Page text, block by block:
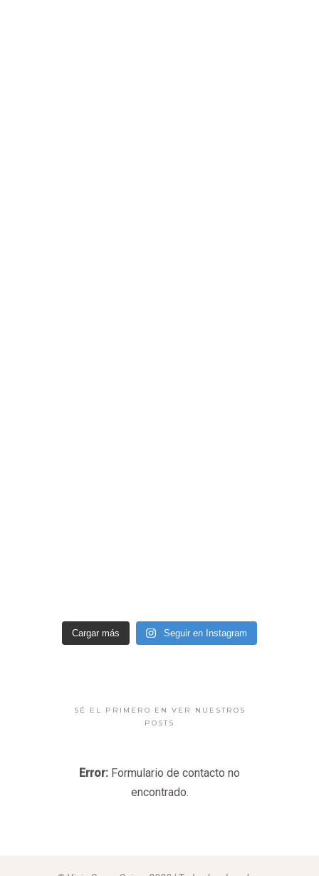
Cargar más Seguir en Instagram
SÉ EL PRIMERO EN VER NUESTROS
POSTS
Error: Formulario de contacto no
encontrado.